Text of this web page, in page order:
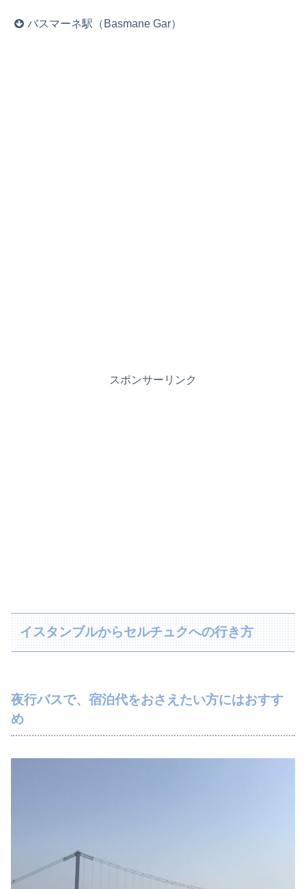
バスマーネ駅（Basmane Gar）
スポンサーリンク
イスタンブルからセルチュクへの行き方
夜行バスで、宿泊代をおさえたい方にはおすす
め